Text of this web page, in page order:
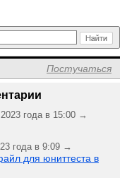
Постучаться
года в 15:00 →
года в 9:09 →
для юниттеста в